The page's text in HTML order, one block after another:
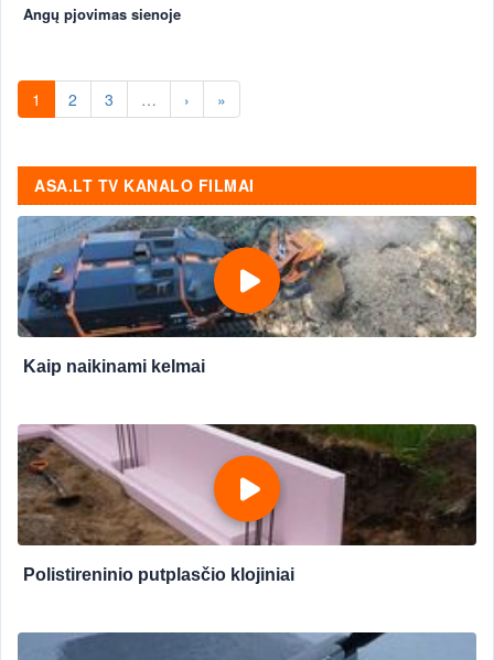
Angų pjovimas sienoje
1 2 3 … › »
ASA.LT TV KANALO FILMAI
Kaip naikinami kelmai
Polistireninio putplasčio klojiniai